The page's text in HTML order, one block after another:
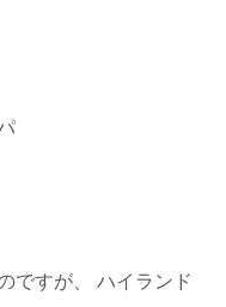
ですが、 ハイランド